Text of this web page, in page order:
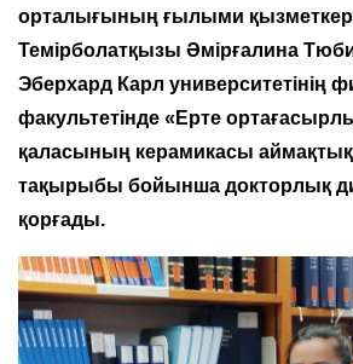
орталығының ғылыми
Темірболатқызы Әмірғалина
Эберхард Карл университетінің
факультетінде «Ерте
қаласының керамикасы аймақтық
тақырыбы бойынша докторлық
қорғады.